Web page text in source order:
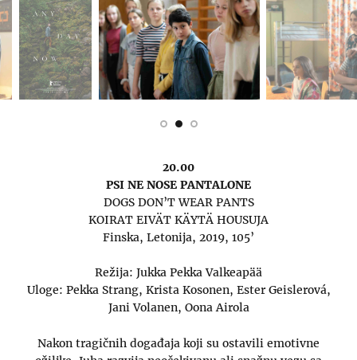
20.00
PSI NE NOSE PANTALONE
DOGS DON’T WEAR PANTS
KOIRAT EIVÄT KÄYTÄ HOUSUJA
Finska, Letonija, 2019, 105’
Režija: Jukka Pekka Valkeapää
Uloge: Pekka Strang, Krista Kosonen, Ester Geislerová,
Jani Volanen, Oona Airola
Nakon tragičnih događaja koji su ostavili emotivne